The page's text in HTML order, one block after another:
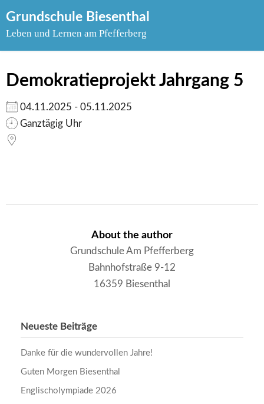
to
Grundschule Biesenthal
Leben und Lernen am Pfefferberg
Demokratieprojekt Jahrgang 5
04.11.2025 - 05.11.2025
Ganztägig Uhr
About the author
Grundschule Am Pfefferberg
Bahnhofstraße 9-12
16359 Biesenthal
Neueste Beiträge
Danke für die wundervollen Jahre!
Guten Morgen Biesenthal
Englischolympiade 2026